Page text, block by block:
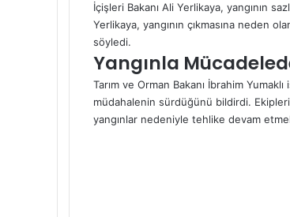
İçişleri Bakanı Ali Yerlikaya, yangının
Yerlikaya, yangının çıkmasına neden
söyledi.
Yangınla
Tarım ve Orman Bakanı İbrahim
müdahalenin sürdüğünü bildirdi.
yangınlar nedeniyle tehlike devam